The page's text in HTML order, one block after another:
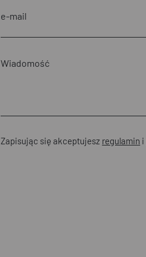
Zapisując się akceptujesz regulamin i